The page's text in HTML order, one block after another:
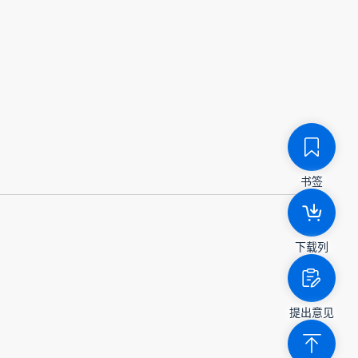
书签
下载列
提出意见